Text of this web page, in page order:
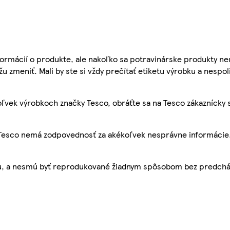
o produkte, ale nakoľko sa potravinárske produkty
zmeniť. Mali by ste si vždy prečítať etiketu výrobku a
výrobkoch značky Tesco, obráťte sa na Tesco
nemá zodpovednosť za akékoľvek nesprávne
nesmú byť reprodukované žiadnym spôsobom bez